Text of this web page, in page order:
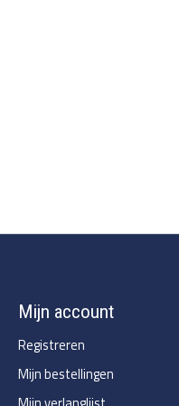
Mijn account
Registreren
Mijn bestellingen